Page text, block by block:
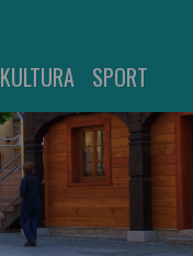
KULTURA SPORT